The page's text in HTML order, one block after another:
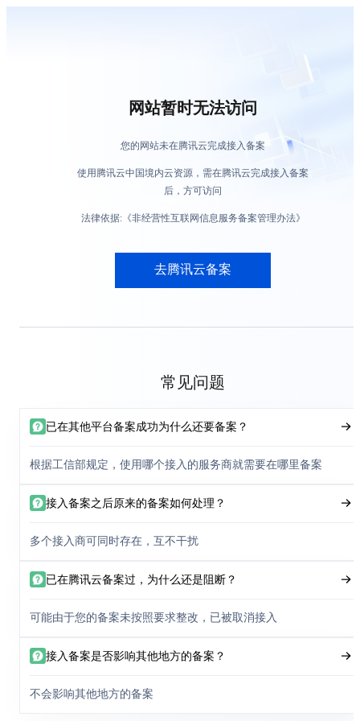
网站暂时无法访问
您的网站未在腾讯云完成接入备案
使用腾讯云中国境内云资源，需在腾讯云完成接入备案
后，方可访问
法律依据:《非经营性互联网信息服务备案管理办法》
去腾讯云备案
常见问题
已在其他平台备案成功为什么还要备案？
根据工信部规定，使用哪个接入的服务商就需要在哪里备案
接入备案之后原来的备案如何处理？
多个接入商可同时存在，互不干扰
已在腾讯云备案过，为什么还是阻断？
可能由于您的备案未按照要求整改，已被取消接入
接入备案是否影响其他地方的备案？
不会影响其他地方的备案